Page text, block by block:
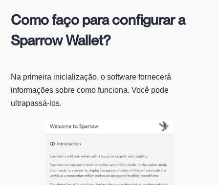
Como faço para configurar a
Sparrow Wallet?
Na primeira inicialização, o software fornecerá
informações sobre como funciona. Você pode
ultrapassá-los.